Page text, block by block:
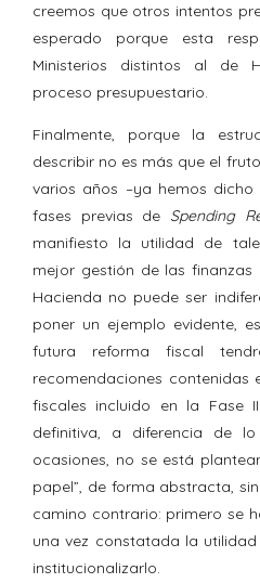
creemos que otros intentos
esperado porque esta
Ministerios distintos al de
proceso presupuestario.
Finalmente, porque la
describir no es más que el
varios años –ya hemos
fases previas de Spending
manifiesto la utilidad de
mejor gestión de las finanzas
Hacienda no puede ser
poner un ejemplo evidente,
futura reforma fiscal
recomendaciones contenidas
fiscales incluido en la Fase
definitiva, a diferencia de
ocasiones, no se está
papel”, de forma abstracta,
camino contrario: primero se
una vez constatada la
institucionalizarlo.